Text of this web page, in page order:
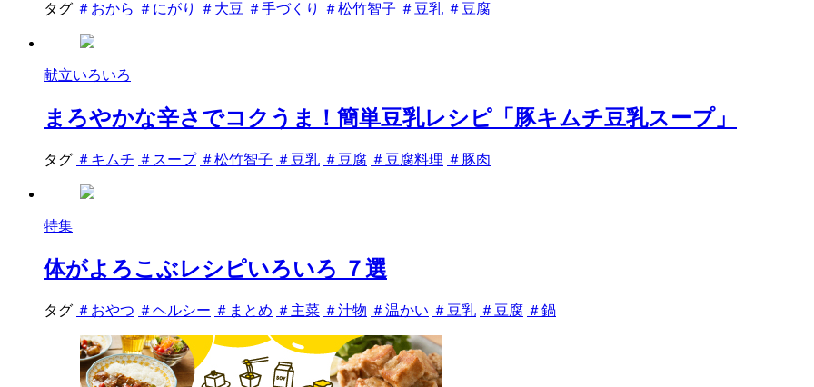
タグ ＃おから ＃にがり ＃大豆 ＃手づくり ＃松竹智子 ＃豆乳 ＃豆腐
献立いろいろ
まろやかな辛さでコクうま！簡単豆乳レシピ「豚キムチ豆乳スープ」
タグ ＃キムチ ＃スープ ＃松竹智子 ＃豆乳 ＃豆腐 ＃豆腐料理 ＃豚肉
特集
体がよろこぶレシピいろいろ ７選
タグ ＃おやつ ＃ヘルシー ＃まとめ ＃主菜 ＃汁物 ＃温かい ＃豆乳 ＃豆腐 ＃鍋